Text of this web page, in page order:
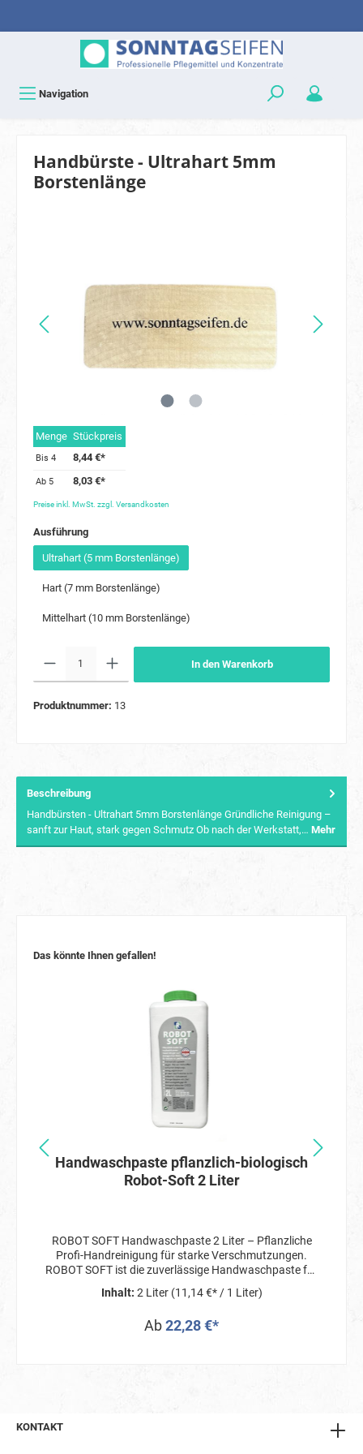
Navigation
Handbürste - Ultrahart 5mm
Borstenlänge
Menge Stückpreis
Bis4 8,44 €*
Ab 5 8,03 €*
Preise inkl. MwSt. zzgl. Versandkosten
Ausführung
Ultrahart (5 mm Borstenlänge)
Hart (7 mm Borstenlänge)
Mittelhart (10 mm Borstenlänge)
In den Warenkorb
Produktnummer: 13
Beschreibung
Handbürsten - Ultrahart 5mm Borstenlänge Gründliche Reinigung –
sanft zur Haut, stark gegen Schmutz Ob nach der Werkstatt,… Mehr
Das könnte Ihnen gefallen!
Handwaschpaste pflanzlich-biologisch
Robot-Soft 2 Liter
ROBOT SOFT Handwaschpaste 2 Liter – Pflanzliche
Profi-Handreinigung für starke Verschmutzungen.
ROBOT SOFT ist die zuverlässige Handwaschpaste für
Werkstatt, Industrie, Haushalt und Hobby, wenn
normale Seife nicht mehr ausreicht. Die kraftvolle
abbaubaren Inhaltsstoffen, ist sanft zur Haut und
gründliche, aber hautfreundliche Reinigung Kokosöl
Inhalt: 2 Liter (11,14 €* / 1 Liter)
Ab22,28 €*
KONTAKT